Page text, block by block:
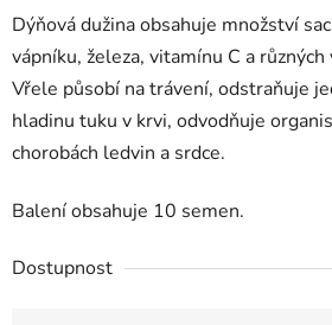
Dýňová dužina obsahuje množství
vápníku, železa, vitamínu C a
Vřele působí na trávení, odstraňuje
hladinu tuku v krvi, odvodňuje
chorobách ledvin a srdce.
Balení obsahuje 10 semen.
Dostupnost